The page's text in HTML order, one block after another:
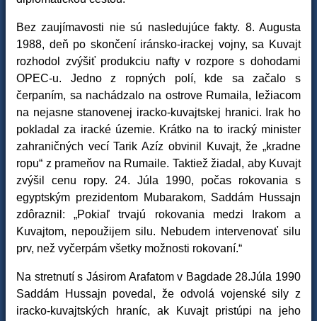
Bez zaujímavosti nie sú nasledujúce fakty. 8. Augusta
1988, deň po skončení iránsko-irackej vojny, sa Kuvajt
rozhodol zvýšiť produkciu nafty v rozpore s dohodami
OPEC-u. Jedno z ropných polí, kde sa začalo s
čerpaním, sa nachádzalo na ostrove Rumaila, ležiacom
na nejasne stanovenej iracko-kuvajtskej hranici. Irak ho
pokladal za iracké územie. Krátko na to iracký minister
zahraničných vecí Tarik Azíz obvinil Kuvajt, že „kradne
ropu“ z prameňov na Rumaile. Taktiež žiadal, aby Kuvajt
zvýšil cenu ropy. 24. Júla 1990, počas rokovania s
egyptským prezidentom Mubarakom, Saddám Hussajn
zdôraznil: „Pokiaľ trvajú rokovania medzi Irakom a
Kuvajtom, nepoužijem silu. Nebudem intervenovať silu
prv, než vyčerpám všetky možnosti rokovaní.“
Na stretnutí s Jásirom Arafatom v Bagdade 28.Júla 1990
Saddám Hussajn povedal, že odvolá vojenské sily z
iracko-kuvajtských hraníc, ak Kuvajt pristúpi na jeho